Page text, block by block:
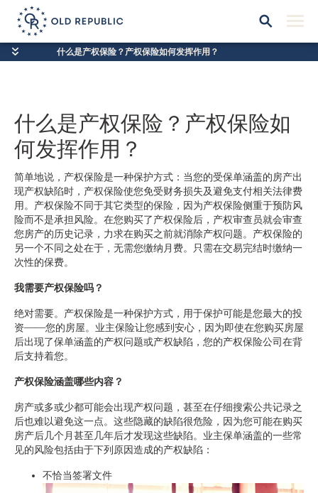
什么是产权保险？产权保险如何发挥作用？
什么是产权保险？产权保险如
何发挥作用？
简单地说，产权保险是一种保护方式：当您的受保单涵盖的房产出
现产权缺陷时，产权保险使您免受财务损失及避免支付相关法律费
用。产权保险不同于其它类型的保险，因为产权保险侧重于预防风
险而不是承担风险。在您购买了产权保险后，产权审查员就会审查
您房产的历史记录，力求在购买之前就消除产权问题。产权保险的
另一个不同之处在于，无需您缴纳月费。只需在交易完结时缴纳一
次性的保费。
我需要产权保险吗？
绝对需要。产权保险是一种保护方式，用于保护可能是您最大的投
资——您的房屋。业主保险让您感到安心，因为即使在您购买房屋
后出现了保单涵盖的产权问题或产权缺陷，您的产权保险公司在背
后支持着您。
产权保险涵盖哪些内容？
房产或多或少都可能会出现产权问题，甚至在仔细搜索公共记录之
后也难以避免这一点。这些隐藏的缺陷很危险，因为您可能在购买
房产后几个月甚至几年后才发现这些缺陷。业主保单涵盖的一些常
见的风险包括由于下列原因造成的产权缺陷：
不恰当签署文件